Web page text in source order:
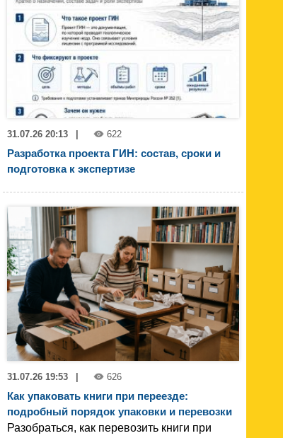
31.07.26 20:13 | 622
Разработка проекта ГИН: состав, сроки и
подготовка к экспертизе
31.07.26 19:53 626
Как упаковать книги при переезде:
подробный порядок упаковки и перевозки
Разобраться, как перевозить книги при